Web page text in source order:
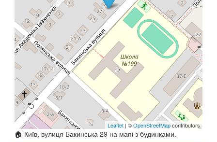
Leaflet | ©OpenStreetMapcontributors
🏠 Київ, вулиця Бакинська 29 на мапі з будинками.